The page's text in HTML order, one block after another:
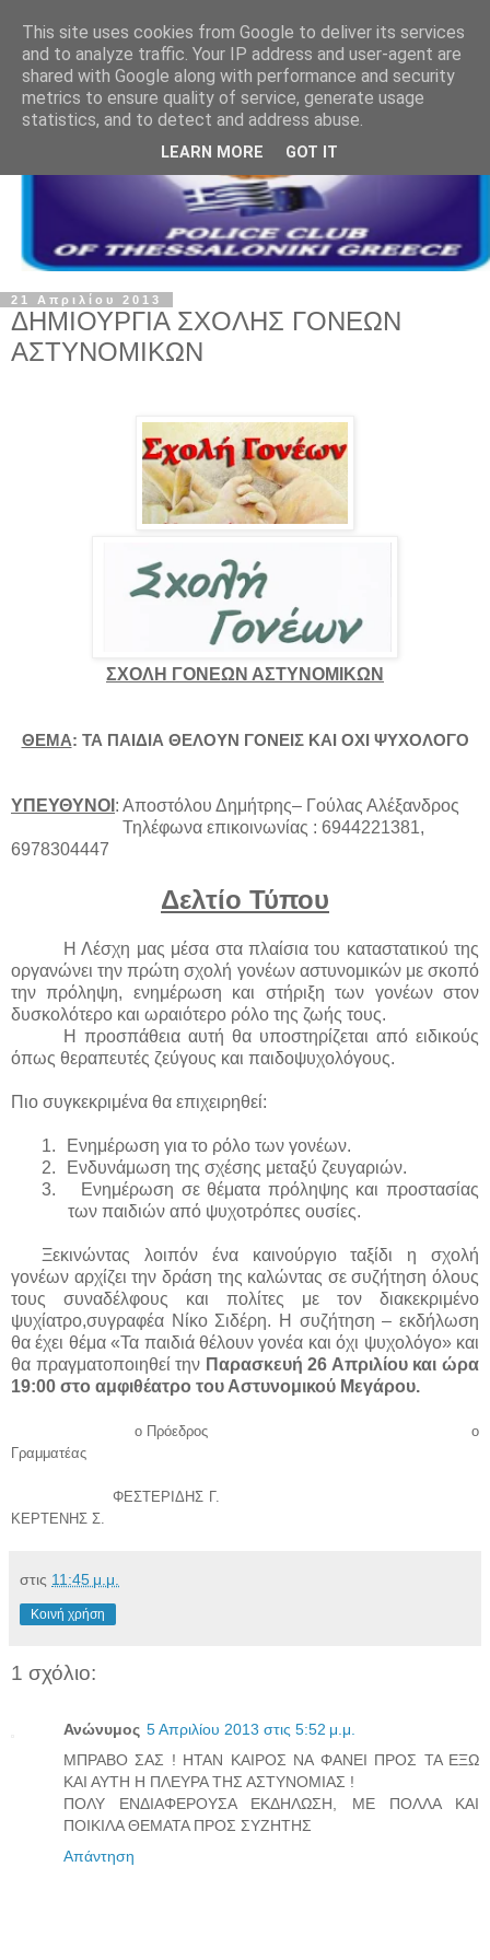
21 Απριλίου 2013
ΔΗΜΙΟΥΡΓΙΑ ΣΧΟΛΗΣ ΓΟΝΕΩΝ
ΑΣΤΥΝΟΜΙΚΩΝ
ΣΧΟΛΗ ΓΟΝΕΩΝ ΑΣΤΥΝΟΜΙΚΩΝ
ΘΕΜΑ: ΤΑ ΠΑΙΔΙΑ ΘΕΛΟΥΝ ΓΟΝΕΙΣ ΚΑΙ ΟΧΙ ΨΥΧΟΛΟΓΟ
ΥΠΕΥΘΥΝΟΙ : Αποστόλου Δημήτρης– Γούλας Αλέξανδρος
Τηλέφωνα επικοινωνίας : 6944221381,
6978304447
Δελτίο Τύπου
Η Λέσχη μας μέσα στα πλαίσια του καταστατικού της
οργανώνει την πρώτη σχολή γονέων αστυνομικών με σκοπό
την πρόληψη, ενημέρωση και στήριξη των γονέων στον
δυσκολότερο και ωραιότερο ρόλο της ζωής τους.
Η προσπάθεια αυτή θα υποστηρίζεται από ειδικούς
όπως θεραπευτές ζεύγους και παιδοψυχολόγους.
Πιο συγκεκριμένα θα επιχειρηθεί:
1.
Ενημέρωση για το ρόλο των γονέων.
2.
Ενδυνάμωση της σχέσης μεταξύ ζευγαριών.
3.
Ενημέρωση σε θέματα πρόληψης και προστασίας
των παιδιών από ψυχοτρόπες ουσίες.
Ξεκινώντας λοιπόν ένα καινούργιο ταξίδι η σχολή
γονέων αρχίζει την δράση της καλώντας σε συζήτηση όλους
τους συναδέλφους και πολίτες με τον διακεκριμένο
ψυχίατρο,συγραφέα Νίκο Σιδέρη. Η συζήτηση – εκδήλωση
θα έχει θέμα «Τα παιδιά θέλουν γονέα και όχι ψυχολόγο» και
θα πραγματοποιηθεί την Παρασκευή 26 Απριλίου και ώρα
19:00 στο αμφιθέατρο του Αστυνομικού Μεγάρου.
ο Πρόεδρος ο
Γραμματέας
ΦΕΣΤΕΡΙΔΗΣ Γ.
ΚΕΡΤΕΝΗΣ Σ.
στις 11:45 μ.μ.
Κοινή χρήση
1 σχόλιο:
Ανώνυμος 5 Απριλίου 2013 στις 5:52 μ.μ.
ΜΠΡΑΒΟ ΣΑΣ ! ΗΤΑΝ ΚΑΙΡΟΣ ΝΑ ΦΑΝΕΙ ΠΡΟΣ ΤΑ ΕΞΩ
ΚΑΙ ΑΥΤΗ Η ΠΛΕΥΡΑ ΤΗΣ ΑΣΤΥΝΟΜΙΑΣ !
ΠΟΛΥ ΕΝΔΙΑΦΕΡΟΥΣΑ ΕΚΔΗΛΩΣΗ, ΜΕ ΠΟΛΛΑ ΚΑΙ
ΠΟΙΚΙΛΑ ΘΕΜΑΤΑ ΠΡΟΣ ΣΥΖΗΤΗΣ
Απάντηση
This site uses cookies from Google to deliver its services
and to analyze traffic. Your IP address and user-agent are
shared with Google along with performance and security
metrics to ensure quality of service, generate usage
statistics, and to detect and address abuse.
LEARN MORE GOT IT